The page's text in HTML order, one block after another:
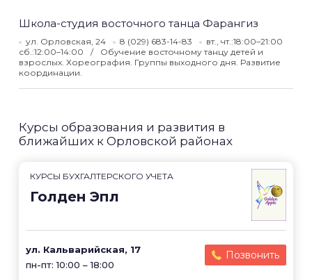
Школа-студия восточного танца Фарангиз
ул. Орловская, 24 8 (029) 683-14-83
вт., чт.:18:00–21:00
сб.:12:00–14:00
Обучение восточному танцу детей и
взрослых. Хореография. Группы выходного дня. Развитие
координации.
Курсы образования и развития в
ближайших к Орловской районах
КУРСЫ БУХГАЛТЕРСКОГО УЧЕТА
Голден Эпл
ул. Кальварийская, 17
пн-пт: 10:00 – 18:00
Позвонить